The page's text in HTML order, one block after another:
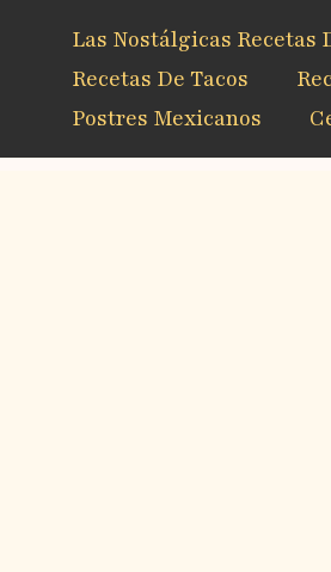
Las Nostálgicas Recetas
Recetas De Tacos
Postres Mexicanos